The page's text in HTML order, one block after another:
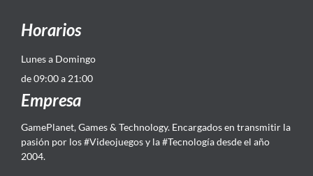
Horarios
Lunes a Domingo
de 09:00 a 21:00
Empresa
GamePlanet, Games & Technology. Encargados en transmitir la
pasión por los #Videojuegos y la #Tecnología desde el año
2004.